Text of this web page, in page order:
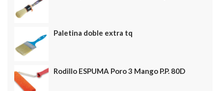
Paletina doble extra tq
Rodillo ESPUMA Poro 3 Mango P.P. 80D